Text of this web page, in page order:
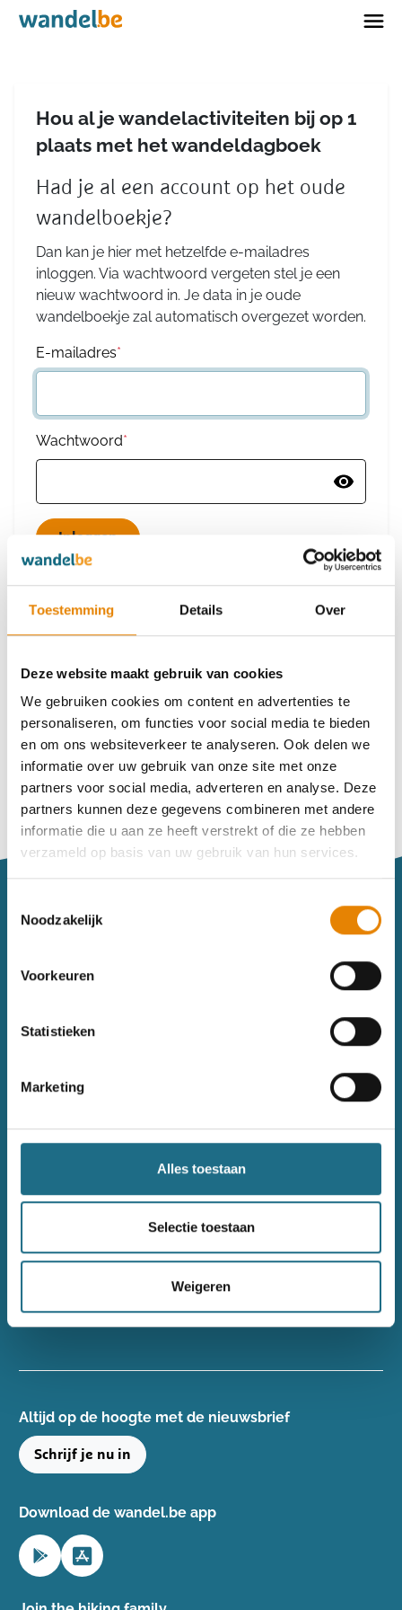
Toestemming Details Over
Deze website maakt gebruik van cookies
We gebruiken cookies om content en advertenties te
personaliseren, om functies voor social media te bieden
en om ons websiteverkeer te analyseren. Ook delen we
informatie over uw gebruik van onze site met onze
partners voor social media, adverteren en analyse. Deze
partners kunnen deze gegevens combineren met andere
informatie die u aan ze heeft verstrekt of die ze hebben
verzameld op basis van uw gebruik van hun services.
Noodzakelijk
Voorkeuren
Statistieken
Marketing
Alles toestaan
Selectie toestaan
Weigeren
Home
Hou al je wandelactiviteiten bij op 1
plaats met het wandeldagboek
Had je al een account op het oude
wandelboekje?
Dan kan je hier met hetzelfde e-mailadres
inloggen. Via wachtwoord vergeten stel je een
nieuw wachtwoord in. Je data in je oude
wandelboekje zal automatisch overgezet worden.
E-mailadres*
Wachtwoord*
Heb je nog geen account?
Maak dan een nieuw account aan
Maak een nieuw account aan
Vind je je weg niet goed in het wandeldagboek?
Raadpleeg dan hier de handleiding.
Wandelinspiratie
Gezondheid
+32(0)50 40 51 40
info@wandelsport.be
BE 0643 481 073
Altijd op de hoogte ​met de nieuwsbrief
Schrijf je nu in
Download de wandel.be app